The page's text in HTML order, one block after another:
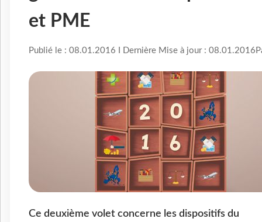
et PME
Publié le : 08.01.2016 I Dernière Mise à jour : 08.01.2016
Ce deuxième volet concerne les dispositifs du